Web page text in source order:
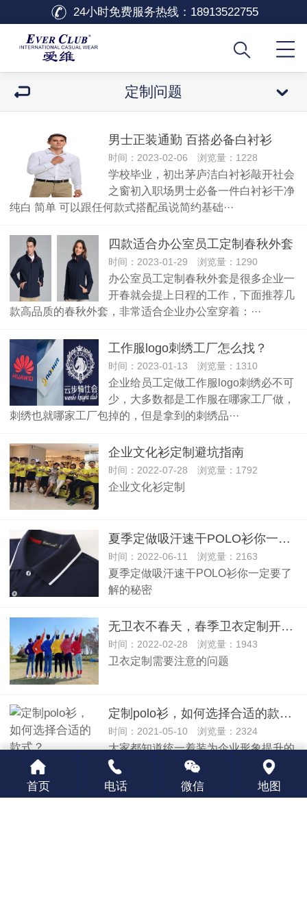
24小时免费服务热线： 18913522755
定制问题
男士正装通勤 百搭必备白衬衫
时间：2023-02-06 浏览量：1228
学校毕业，初出茅庐洁白衬衫敲开社会
之窗初入职场男士必备一件白衬衫干净
纯白 简单 可以跟任何款式搭配虽说简约基础···
四款适合办公室员工定制春秋外套
时间：2023-01-29 浏览量：1290
办公室员工定制春秋外套是很多企业一
开春就会提上日程的工作，下面推荐几
款高品质的春秋外套，非常适合企业办公室穿着：···
工作服logo刺绣工厂怎么找？
时间：2023-01-13 浏览量：1310
企业给员工定做工作服logo刺绣必不可
少，大多数都是工作服在哪家工厂做，
刺绣也就哪家工厂包掉的，但是拿到的刺绣品···
企业文化衫定制避坑指南
时间：2022-07-28 浏览量：1792
企业文化衫定制
夏季定做吸汗速干POLO衫你一定要了解的秘密
时间：2022-06-11 浏览量：2163
夏季定做吸汗速干POLO衫你一定要了
解的秘密
无卫衣不春天，春季卫衣定制开始走俏
时间：2022-02-28 浏览量：1943
卫衣定制需要注意的问题
定制polo衫，如何选择合适的款式？
时间：2021-05-10 浏览量：2324
大家都知道统一着装为企业形象提升的
步骤！这对于企业的文化的建设是很有
必要的，POLO衫有
首页 电话 微信 地图